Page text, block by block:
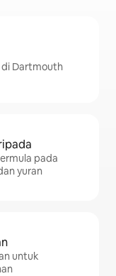
di Dartmouth
pada
yuran
untuk